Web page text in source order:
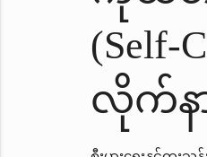
လိုက်န